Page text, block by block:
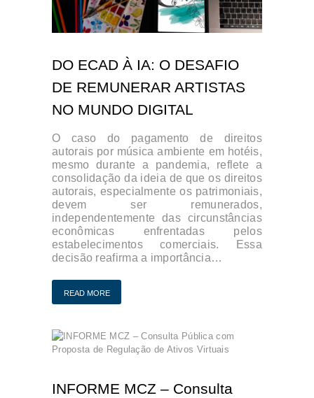
DO ECAD À IA: O DESAFIO
DE REMUNERAR ARTISTAS
NO MUNDO DIGITAL
O caso do pagamento de direitos
autorais por música ambiente em hotéis,
mesmo durante a pandemia, reflete a
consolidação da ideia de que os direitos
autorais, especialmente os patrimoniais,
devem ser remunerados,
independentemente das circunstâncias
econômicas enfrentadas pelos
estabelecimentos comerciais. Essa
decisão reafirma a importância…
READ MORE
INFORME MCZ – Consulta